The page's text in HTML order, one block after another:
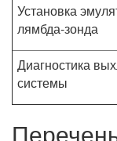
Установка
лямбда-зонда
Диагностика
системы